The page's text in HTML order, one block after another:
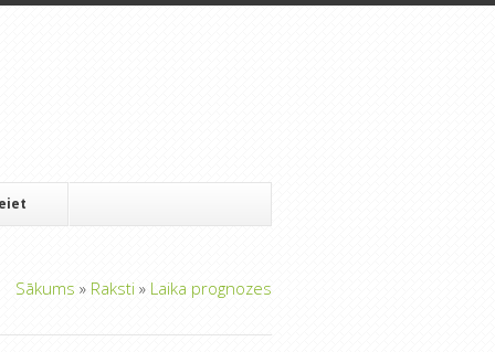
Sākums » Raksti » Laika prognozes